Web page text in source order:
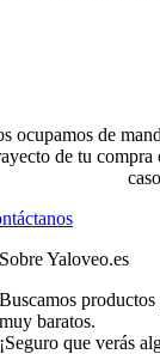
ocupamos de
de tu compra
Sobre Yaloveo.es
Buscamos
muy baratos.
¡Seguro que verás